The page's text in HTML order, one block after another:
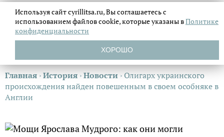
Главная ›История ›Новости ›Олигарх украинского
происхождения найден повешенным в своем особняке в
Англии
Используя сайт cyrillitsa.ru, Вы соглашаетесь с
использованием файловcookie, которые указаны вПолитике
конфиденциальности
ХОРОШО